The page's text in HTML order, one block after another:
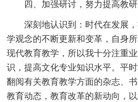
四、加强研讨，努力提高教
深刻地认识到：时代在发展
学观念的不断更新和变革，自身
现代教育教学，所以我十分注重
识，提高文化专业知识水平。平
翻阅有关教育教学方面的杂志、
教育动态，教育改革的新动向，